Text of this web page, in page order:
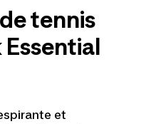
tennis
Essential
et